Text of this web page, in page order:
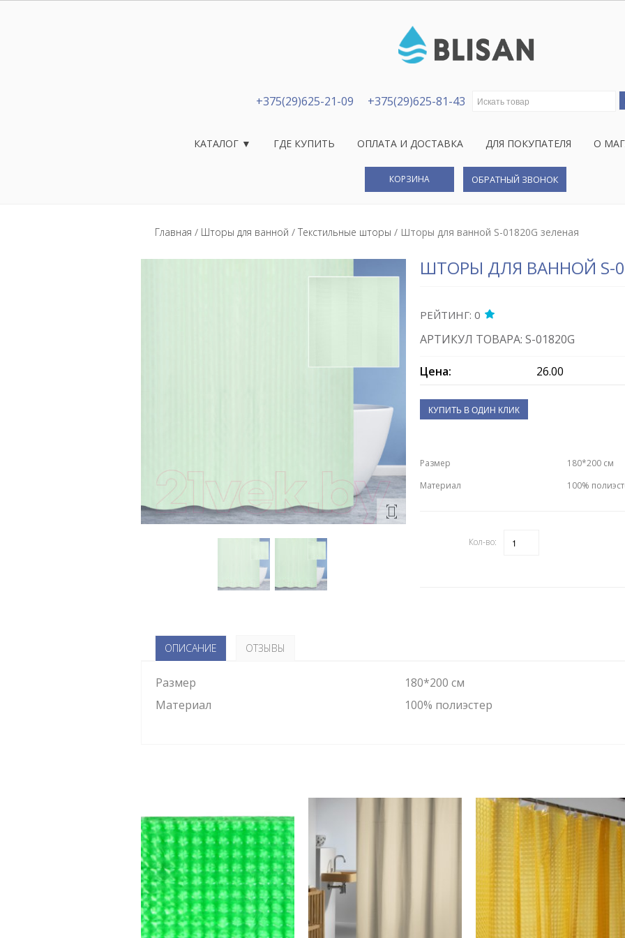
+375(29)625-21-09 +375(29)625-81-43 Искать:
ОБРАТНЫЙ ЗВОНОК
КОРЗИНА
КАТАЛОГ ▼ ГДЕ КУПИТЬ ОПЛАТА И ДОСТАВКА ДЛЯ ПОКУПАТЕЛЯ О
Главная / Шторы для ванной / Текстильные шторы / Шторы для ванной S-01820G зеленая
ШТОРЫ ДЛЯ ВАННОЙ S-
РЕЙТИНГ: 0
АРТИКУЛ ТОВАРА: S-01820G
Цена: 26.00
КУПИТЬ В ОДИН КЛИК
Размер
180*200 см
Материал
100%
Кол-во: Количество
ОПИСАНИЕ
Размер
180*200 см
Материал
100% полиэстер
ОТЗЫВЫ